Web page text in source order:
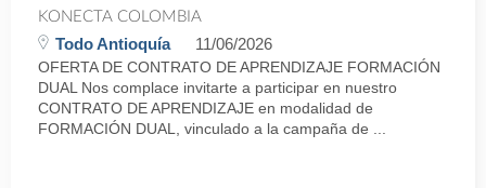
KONECTA COLOMBIA
Todo Antioquía 11/06/2026
OFERTA DE CONTRATO DE APRENDIZAJE FORMACIÓN
DUAL Nos complace invitarte a participar en nuestro
CONTRATO DE APRENDIZAJE en modalidad de
FORMACIÓN DUAL, vinculado a la campaña de ...